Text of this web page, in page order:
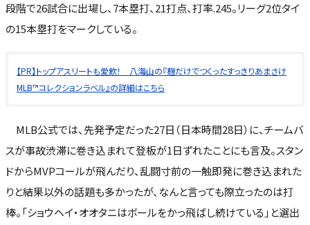
段階で26試合に出場し、7本塁打、21打点、打率.245。リーグ2位タイ
の15本塁打をマークしている。
【PR】トップアスリートも愛飲！ 八海山の『麹だけでつくったすっきりあまさけ
MLB™コレクションラベル』の詳細はこちら
MLB公式では、先発予定だった27日（日本時間28日）に、チームバ
スが事故渋滞に巻き込まれて登板が1日ずれたことにも言及。スタン
ドからMVPコールが飛んだり、乱闘寸前の一触即発に巻き込まれた
りと結果以外の話題も多かったが、なんと言っても際立ったのは打
棒。「ショウヘイ・オオタニはボールをかっ飛ばし続けている」と選出